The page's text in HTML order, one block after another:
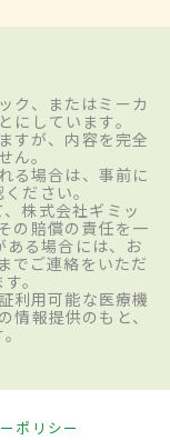
ク、またはミーカ
にしています。
すが、内容を完全
ん。
る場合は、事前に
ださい。
株式会社ギミッ
の賠償の責任を一
る場合には、お
でご連絡をいただ
。
利用可能な医療機
報提供のもと、
ポリシー